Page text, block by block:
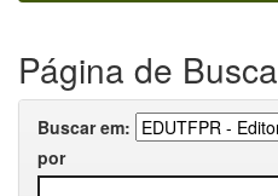
Página de Busca
Buscar em:
por